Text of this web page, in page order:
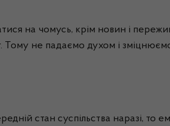
на чомусь, крім новин і
Тому не падаємо духом і
стан суспільства наразі, то